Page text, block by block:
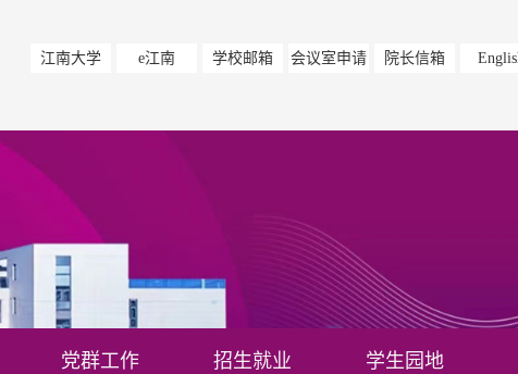
江南大学 e江南 学校邮箱 会议室申请 院长信箱
党群工作 招生就业 学生园地